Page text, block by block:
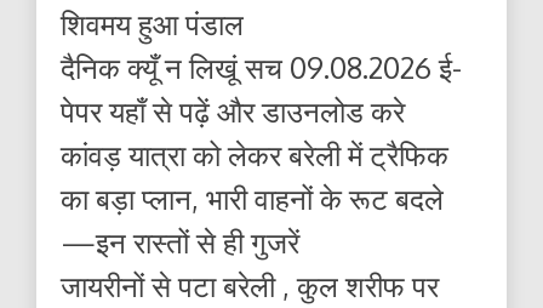
शिवमय हुआ पंडाल
दैनिक क्यूँ न लिखूं सच 09.08.2026 ई-
पेपर यहाँ से पढ़ें और डाउनलोड करे
कांवड़ यात्रा को लेकर बरेली में ट्रैफिक
का बड़ा प्लान, भारी वाहनों के रूट बदले
—इन रास्तों से ही गुजरें
जायरीनों से पटा बरेली , कुल शरीफ पर